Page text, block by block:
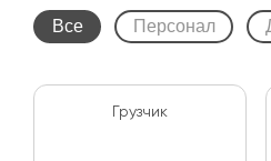
Все Персонал
Грузчик